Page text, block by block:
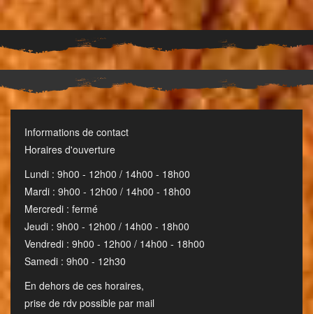
Informations de contact
Horaires d'ouverture
Lundi : 9h00 - 12h00 / 14h00 - 18h00
Mardi : 9h00 - 12h00 / 14h00 - 18h00
Mercredi : fermé
Jeudi : 9h00 - 12h00 / 14h00 - 18h00
Vendredi : 9h00 - 12h00 / 14h00 - 18h00
Samedi : 9h00 - 12h30
En dehors de ces horaires,
prise de rdv possible par mail